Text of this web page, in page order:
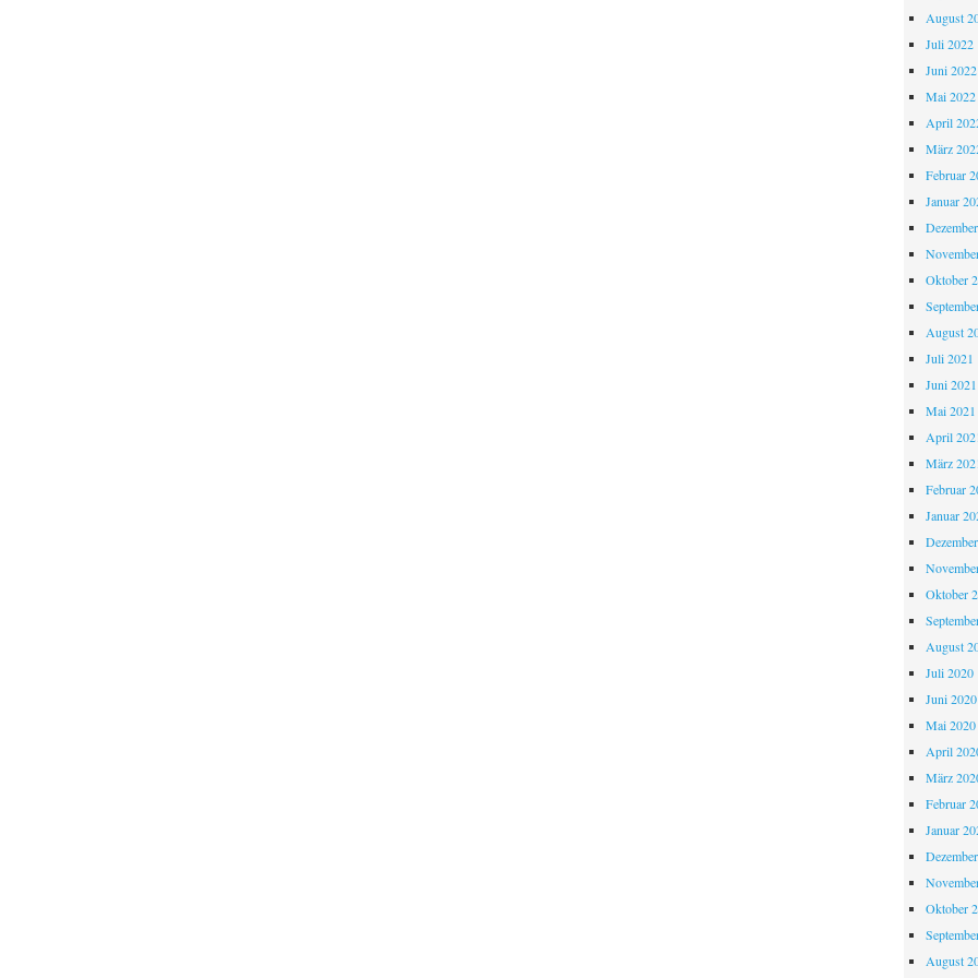
August
Juli 2022
Juni 2022
Mai 2022
April
März
Februar
Januar
Oktober
August
Juli 2021
Juni 2021
Mai 2021
April
März
Februar
Januar
Oktober
August
Juli 2020
Juni 2020
Mai 2020
April
März
Februar
Januar
Oktober
August